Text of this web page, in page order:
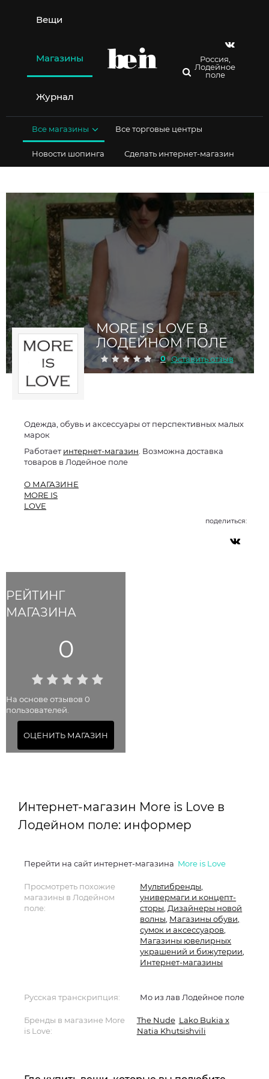
содержимому
Вещи
Магазины
Журнал
Россия,
Лодейное
поле
Все магазины Все торговые центры
Новости шопинга Сделать интернет-магазин
MORE IS LOVE В
ЛОДЕЙНОМ ПОЛЕ
0 Оставить отзыв
РЕЙТИНГ
МАГАЗИНА
0
На основе отзывов 0
пользователей.
ОЦЕНИТЬ МАГАЗИН
Одежда, обувь и аксессуары от перспективных малых
марок
Работаетинтернет-магазин . Возможна доставка
товаров в Лодейное поле
О МАГАЗИНЕ
MORE IS
LOVE
поделиться:
Интернет-магазин More is Love в
Лодейном поле: информер
Перейти на сайт интернет-магазина More is Love
Просмотреть похожие
магазины в Лодейном
поле:
Мультибренды,
универмаги и концепт-
сторы Дизайнеры новой
волны Магазины обуви,
сумок и аксессуаров
Магазины ювелирных
украшений и бижутерии
Интернет-магазины
Русская транскрипция: Мо из лав Лодейное поле
Бренды в магазине More
is Love:
The Nude Lako Bukia x
Natia Khutsishvili